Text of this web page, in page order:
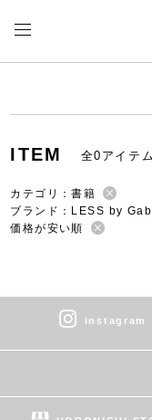
ITEM 全0アイテム
カテゴリ：書籍
ブランド：LESS by
価格が安い順
instagram